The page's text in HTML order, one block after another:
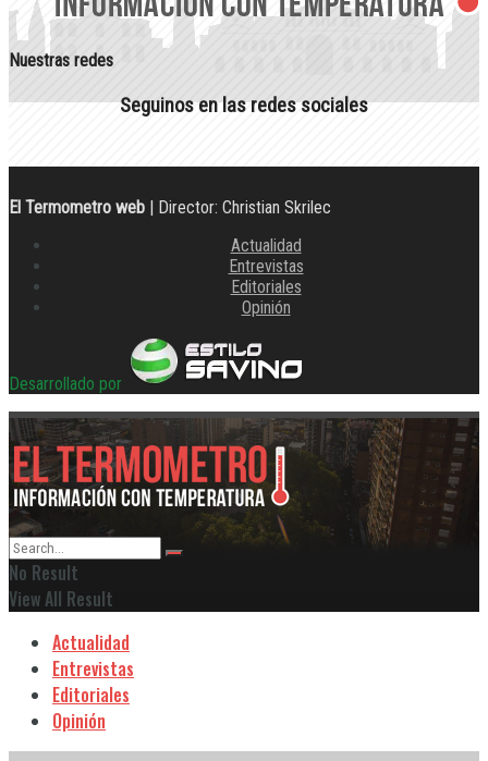
Nuestras redes
Seguinos en las redes sociales
El Termometro web | Director: Christian Skrilec
Actualidad
Entrevistas
Editoriales
Opinión
Desarrollado por
No Result
View All Result
Actualidad
Entrevistas
Editoriales
Opinión